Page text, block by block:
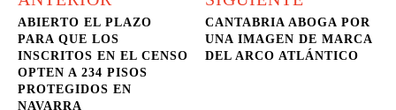
ABIERTO EL PLAZO
PARA QUE LOS
INSCRITOS EN EL CENSO
OPTEN A 234 PISOS
PROTEGIDOS EN
NAVARRA
CANTABRIA ABOGA POR
UNA IMAGEN DE MARCA
DEL ARCO ATLÁNTICO